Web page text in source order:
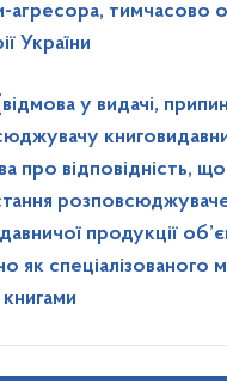
агресора, тимчасово
України
у видачі,
про відповідність,
продукції
як спеціалізованого
книгами